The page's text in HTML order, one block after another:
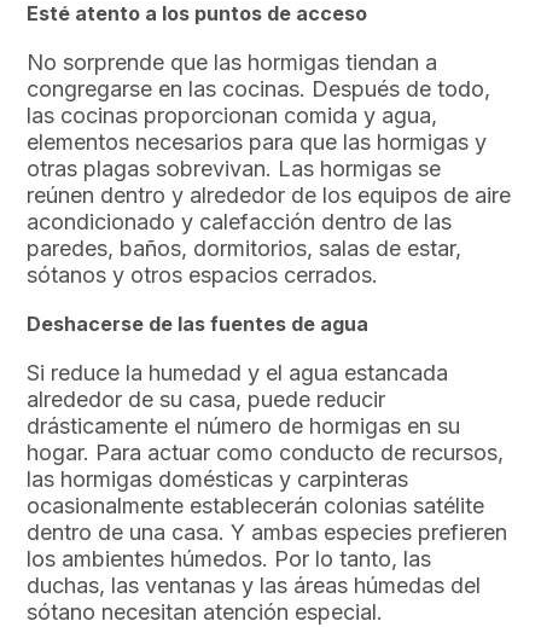
Esté atento a los puntos de acceso
No sorprende que las hormigas tiendan a
congregarse en las cocinas. Después de todo,
las cocinas proporcionan comida y agua,
elementos necesarios para que las hormigas y
otras plagas sobrevivan. Las hormigas se
reúnen dentro y alrededor de los equipos de aire
acondicionado y calefacción dentro de las
paredes, baños, dormitorios, salas de estar,
sótanos y otros espacios cerrados.
Deshacerse de las fuentes de agua
Si reduce la humedad y el agua estancada
alrededor de su casa, puede reducir
drásticamente el número de hormigas en su
hogar. Para actuar como conducto de recursos,
las hormigas domésticas y carpinteras
ocasionalmente establecerán colonias satélite
dentro de una casa. Y ambas especies prefieren
los ambientes húmedos. Por lo tanto, las
duchas, las ventanas y las áreas húmedas del
sótano necesitan atención especial.